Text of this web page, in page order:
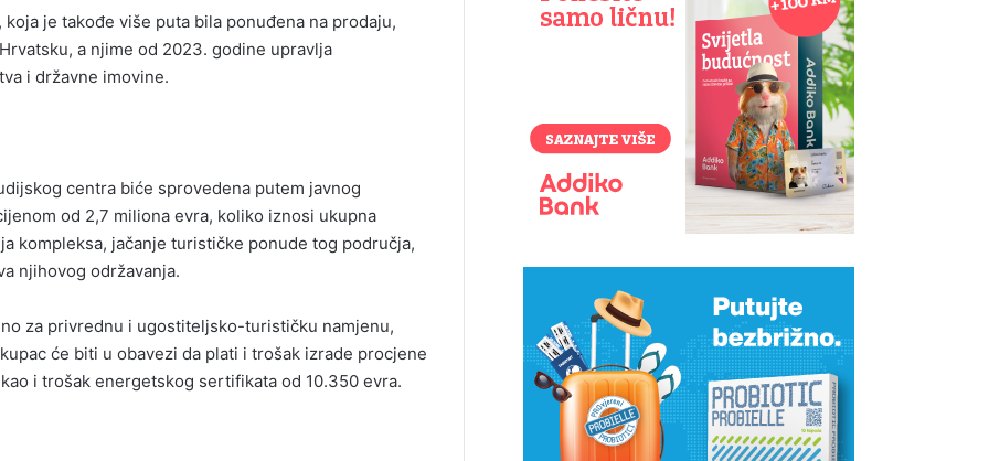
je takođe više puta bila ponuđena na prodaju,
a njime od 2023. godine upravlja
i državne imovine.
centra biće sprovedena putem javnog
od 2,7 miliona evra, koliko iznosi ukupna
kompleksa, jačanje turističke ponude tog područja,
njihovog održavanja.
za privrednu i ugostiteljsko-turističku namjenu,
će biti u obavezi da plati i trošak izrade procjene
i trošak energetskog sertifikata od 10.350 evra.